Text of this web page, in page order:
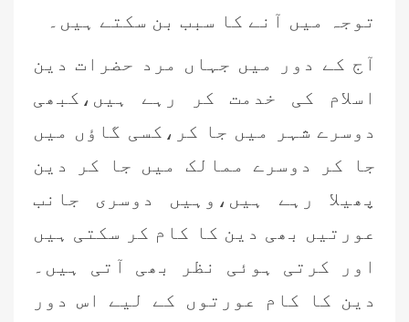
توجہ میں آنے کا سبب بن سکتے ہیں۔
آج کے دور میں جہاں مرد حضرات دین
اسلام کی خدمت کر رہے ہیں،کبھی
دوسرے شہر میں جا کر،کسی گاؤں میں
جا کر دوسرے ممالک میں جا کر دین
پھیلا رہے ہیں،وہیں دوسری جانب
عورتیں بھی دین کا کام کر سکتی ہیں
اور کرتی ہوئی نظر بھی آتی ہیں۔
دین کا کام عورتوں کے لیے اس دور